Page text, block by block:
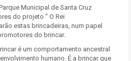
Municipal de Santa Cruz
do projeto " O Rei
estas brincadeiras, num papel
do brincar.
é um comportamento ancestral
humano. É a brincar que